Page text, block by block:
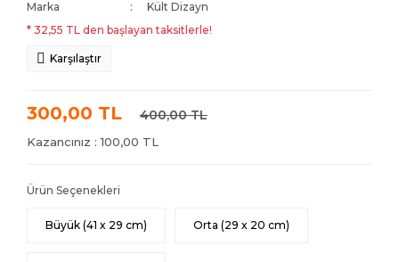
Marka
Kült Dizayn
* 32,55 TL den başlayan taksitlerle!
Karşılaştır
300,00 TL 400,00 TL
Kazancınız : 100,00 TL
Ürün Seçenekleri
Büyük (41 x 29 cm) Orta (29 x 20 cm)